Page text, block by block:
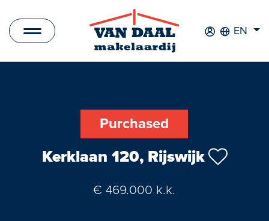
EN
Purchased
Kerklaan 120, Rijswijk
€ 469.000 k.k.